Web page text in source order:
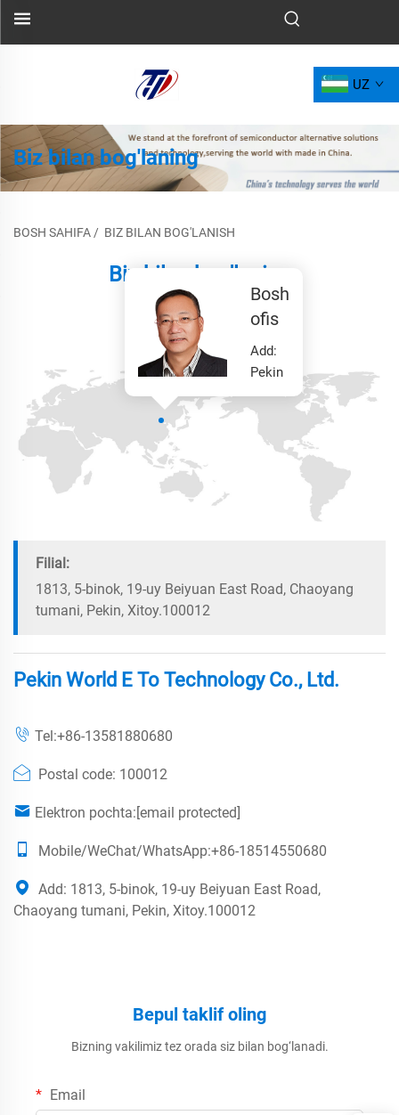
UZ
Biz bilan bog'laning
BOSH SAHIFA / BIZ BILAN BOG'LANISH
Biz bilan bog'laning
Bosh
ofis
Add:
Pekin
Filial:
1813, 5-binok, 19-uy Beiyuan East Road, Chaoyang
tumani, Pekin, Xitoy.100012
Pekin World E To Technology Co., Ltd.
Tel:+86-13581880680
Postal code: 100012
Elektron pochta:[email protected]
Mobile/WeChat/WhatsApp:+86-18514550680
Add: 1813, 5-binok, 19-uy Beiyuan East Road,
Chaoyang tumani, Pekin, Xitoy.100012
Bepul taklif oling
Bizning vakilimiz tez orada siz bilan bog‘lanadi.
Email